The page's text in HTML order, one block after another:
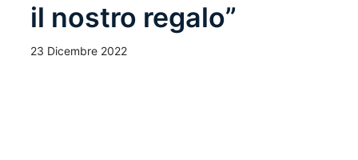
il nostro regalo”
23 Dicembre 2022